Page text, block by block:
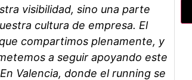
visibilidad, sino una parte
cultura de empresa. El
compartimos plenamente, y
a seguir apoyando este
Valencia, donde el running se